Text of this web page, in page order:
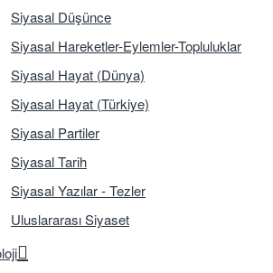
Siyasal Düşünce
Siyasal Hareketler-Eylemler-Topluluklar
Siyasal Hayat (Dünya)
Siyasal Hayat (Türkiye)
Siyasal Partiler
Siyasal Tarih
Siyasal Yazılar - Tezler
Uluslararası Siyaset